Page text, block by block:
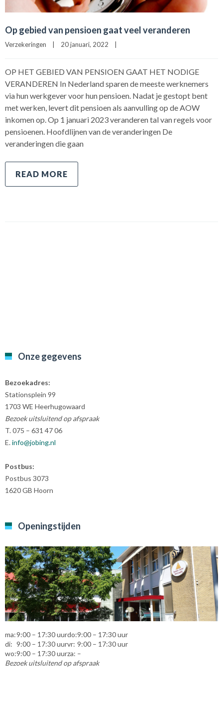
Op gebied van pensioen gaat veel veranderen
Verzekeringen | 20 januari, 2022 |
OP HET GEBIED VAN PENSIOEN GAAT HET NODIGE
VERANDEREN In Nederland sparen de meeste werknemers
via hun werkgever voor hun pensioen. Nadat je gestopt bent
met werken, levert dit pensioen als aanvulling op de AOW
inkomen op. Op 1 januari 2023 veranderen tal van regels voor
pensioenen. Hoofdlijnen van de veranderingen De
veranderingen die gaan
READ MORE
Onze gegevens
Bezoekadres:
Stationsplein 99
1703 WE Heerhugowaard
Bezoek uitsluitend op afspraak
T. 075 – 631 47 06
E.info@jobing.nl
Postbus:
Postbus 3073
1620 GB Hoorn
Openingstijden
ma:
di:
wo:
9:00 – 17:30 uur
9:00 – 17:30 uur
9:00 – 17:30 uur
do:
vr:
za:
9:00 – 17:30 uur
9:00 – 17:30 uur
–
Bezoek uitsluitend op afspraak